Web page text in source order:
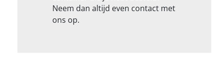
Neem dan altijd even contact met
ons op.